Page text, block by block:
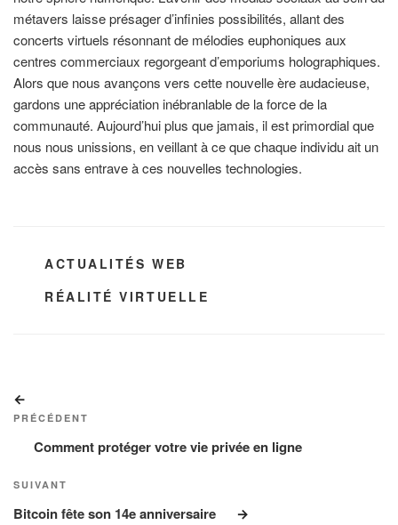
métavers laisse présager d’infinies possibilités, allant des
concerts virtuels résonnant de mélodies euphoniques aux
centres commerciaux regorgeant d’emporiums holographiques.
Alors que nous avançons vers cette nouvelle ère audacieuse,
gardons une appréciation inébranlable de la force de la
communauté. Aujourd’hui plus que jamais, il est primordial que
nous nous unissions, en veillant à ce que chaque individu ait un
accès sans entrave à ces nouvelles technologies.
CATÉGORIES
ACTUALITÉS WEB
ÉTIQUETTES
RÉALITÉ VIRTUELLE
de
l’article
précédent
PRÉCÉDENT
Comment protéger votre vie privée en ligne
Article
suivant
SUIVANT
Bitcoin fête son 14e anniversaire